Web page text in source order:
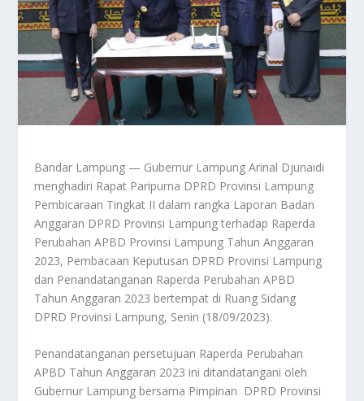
Bandar Lampung — Gubernur Lampung Arinal Djunaidi
menghadiri Rapat Paripurna DPRD Provinsi Lampung
Pembicaraan Tingkat II dalam rangka Laporan Badan
Anggaran DPRD Provinsi Lampung terhadap Raperda
Perubahan APBD Provinsi Lampung Tahun Anggaran
2023, Pembacaan Keputusan DPRD Provinsi Lampung
dan Penandatanganan Raperda Perubahan APBD
Tahun Anggaran 2023 bertempat di Ruang Sidang
DPRD Provinsi Lampung, Senin (18/09/2023).
Penandatanganan persetujuan Raperda Perubahan
APBD Tahun Anggaran 2023 ini ditandatangani oleh
Gubernur Lampung bersama Pimpinan DPRD Provinsi